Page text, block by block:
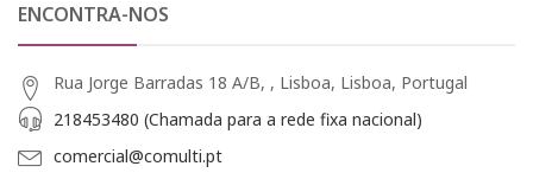
ENCONTRA-NOS
Rua Jorge Barradas 18 A/B, , Lisboa, Lisboa, Portugal
218453480 (Chamada para a rede fixa nacional)
comercial@comulti.pt